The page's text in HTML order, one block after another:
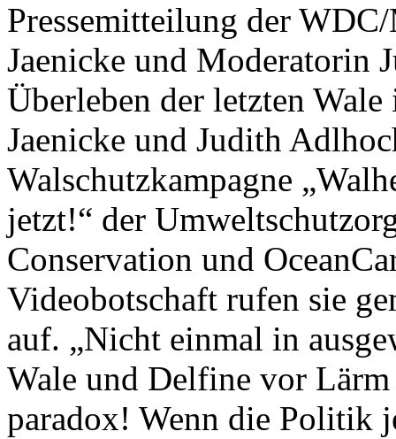
Pressemitteilung der
Jaenicke und Moderatorin
Überleben der letzten
Jaenicke und Judith
Walschutzkampagne
jetzt!“ der
Conservation und
Videobotschaft rufen sie
auf. „Nicht einmal in
Wale und Delfine vor
paradox! Wenn die